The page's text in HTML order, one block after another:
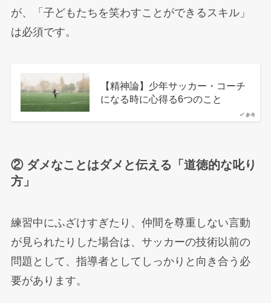
が、「子どもたちを笑わすことができるスキル」
は必須です。
参考
【精神論】少年サッカー・コーチ
になる時に心得る6つのこと
② ダメなことはダメと伝える「道徳的な叱り
方」
練習中にふざけすぎたり、仲間を尊重しない言動
が見られたりした場合は、サッカーの技術以前の
問題として、指導者としてしっかりと向き合う必
要があります。